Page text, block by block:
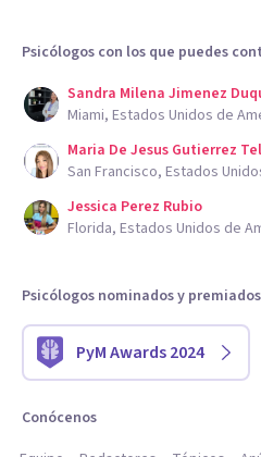
Psicólogos con los que puedes
Sandra Milena Jimenez
Miami, Estados Unidos de
Maria De Jesus Gutierrez
San Francisco, Estados
Jessica Perez Rubio
Florida, Estados Unidos de
Psicólogos nominados y premiados
PyM Awards 2024
Conócenos